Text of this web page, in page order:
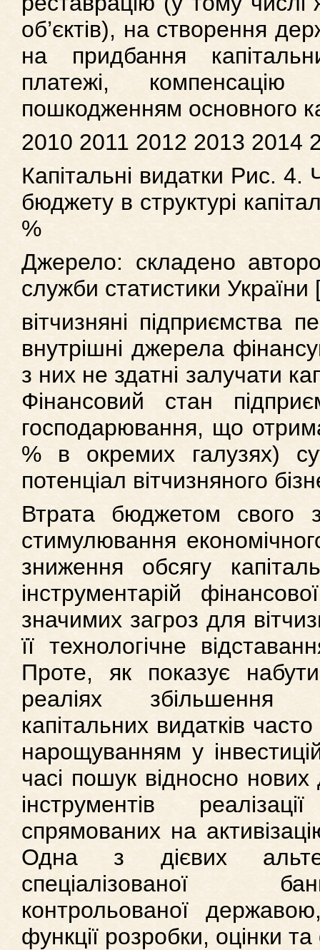
об’єктів), на створення
на придбання
платежі,
пошкодженням основного
2010 2011 2012 2013 2014
Капітальні видатки Рис. 4.
бюджету в структурі
%
Джерело: складено
служби статистики України
вітчизняні підприємства
внутрішні джерела
з них не здатні залучати
Фінансовий стан
господарювання, що
% в окремих галузях)
потенціал вітчизняного
Втрата бюджетом свого
стимулювання
зниження обсягу
інструментарій
значимих загроз для
її технологічне
Проте, як показує
реаліях збільшення
капітальних видатків
нарощуванням у
часі пошук відносно нових
інструментів
спрямованих на
Одна з дієвих
спеціалізованої
контрольованої
функції розробки, оцінки